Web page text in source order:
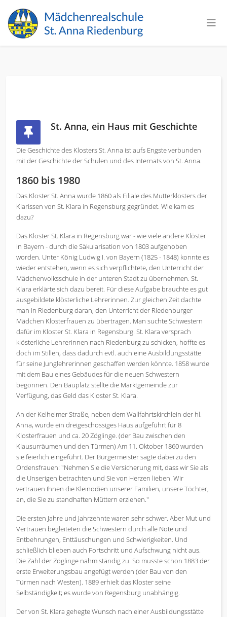
St. Anna, ein Haus mit Geschichte
Die Geschichte des Klosters St. Anna ist aufs Engste verbunden
mit der Geschichte der Schulen und des Internats von St. Anna.
1860 bis 1980
Das Kloster St. Anna wurde 1860 als Filiale des Mutterklosters der
Klarissen von St. Klara in Regensburg gegründet. Wie kam es
dazu?
Das Kloster St. Klara in Regensburg war - wie viele andere Klöster
in Bayern - durch die Säkularisation von 1803 aufgehoben
worden. Unter König Ludwig I. von Bayern (1825 - 1848) konnte es
wieder entstehen, wenn es sich verpflichtete, den Unterricht der
Mädchenvolksschule in der unteren Stadt zu übernehmen. St.
Klara erklärte sich dazu bereit. Für diese Aufgabe brauchte es gut
ausgebildete klösterliche Lehrerinnen. Zur gleichen Zeit dachte
man in Riedenburg daran, den Unterricht der Riedenburger
Mädchen Klosterfrauen zu übertragen. Man suchte Schwestern
dafür im Kloster St. Klara in Regensburg. St. Klara versprach
klösterliche Lehrerinnen nach Riedenburg zu schicken, hoffte es
doch im Stillen, dass dadurch evtl. auch eine Ausbildungsstätte
für seine Junglehrerinnen geschaffen werden könnte. 1858 wurde
mit dem Bau eines Gebäudes für die neuen Schwestern
begonnen. Den Bauplatz stellte die Marktgemeinde zur
Verfügung, das Geld das Kloster St. Klara.
An der Kelheimer Straße, neben dem Wallfahrtskirchlein der hl.
Anna, wurde ein dreigeschossiges Haus aufgeführt für 8
Klosterfrauen und ca. 20 Zöglinge. (der Bau zwischen den
Klausurräumen und den Türmen) Am 11. Oktober 1860 wurden
sie feierlich eingeführt. Der Bürgermeister sagte dabei zu den
Ordensfrauen: "Nehmen Sie die Versicherung mit, dass wir Sie als
die Unserigen betrachten und Sie von Herzen lieben. Wir
vertrauen Ihnen die Kleinodien unserer Familien, unsere Töchter,
an, die Sie zu standhaften Müttern erziehen."
Die ersten Jahre und Jahrzehnte waren sehr schwer. Aber Mut und
Vertrauen begleiteten die Schwestern durch alle Nöte und
Entbehrungen, Enttäuschungen und Schwierigkeiten. Und
schließlich blieben auch Fortschritt und Aufschwung nicht aus.
Die Zahl der Zöglinge nahm ständig zu. So musste schon 1883 der
erste Erweiterungsbau angefügt werden (der Bau von den
Türmen nach Westen). 1889 erhielt das Kloster seine
Selbständigkeit; es wurde von Regensburg unabhängig.
Der von St. Klara gehegte Wunsch nach einer Ausbildungsstätte